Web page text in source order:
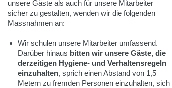
unsere Gäste als auch für unsere Mitarbeiter
sicher zu gestalten, wenden wir die folgenden
Massnahmen an:
Wir schulen unsere Mitarbeiter umfassend.
Darüber hinaus bitten wir unsere Gäste, die
derzeitigen Hygiene- und Verhaltensregeln
einzuhalten, sprich einen Abstand von 1,5
Metern zu fremden Personen einzuhalten, sich